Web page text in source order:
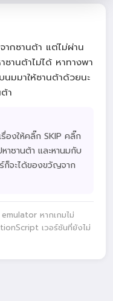
ากซานต้า แต่ไม่ผ่าน
ซานต้าไม่ได้ หาทางพา
นมมาให้ซานต้าด้วยนะ
า
องให้คลิ๊ก SKIP คลิ๊ก
หาซานต้า และหานมกับ
ก็จะได้ของขวัญจาก
emulator หากเกมไม่
เวอร์ชันที่ยังไม่